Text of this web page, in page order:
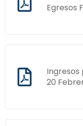
Egresos
Ingresos
20